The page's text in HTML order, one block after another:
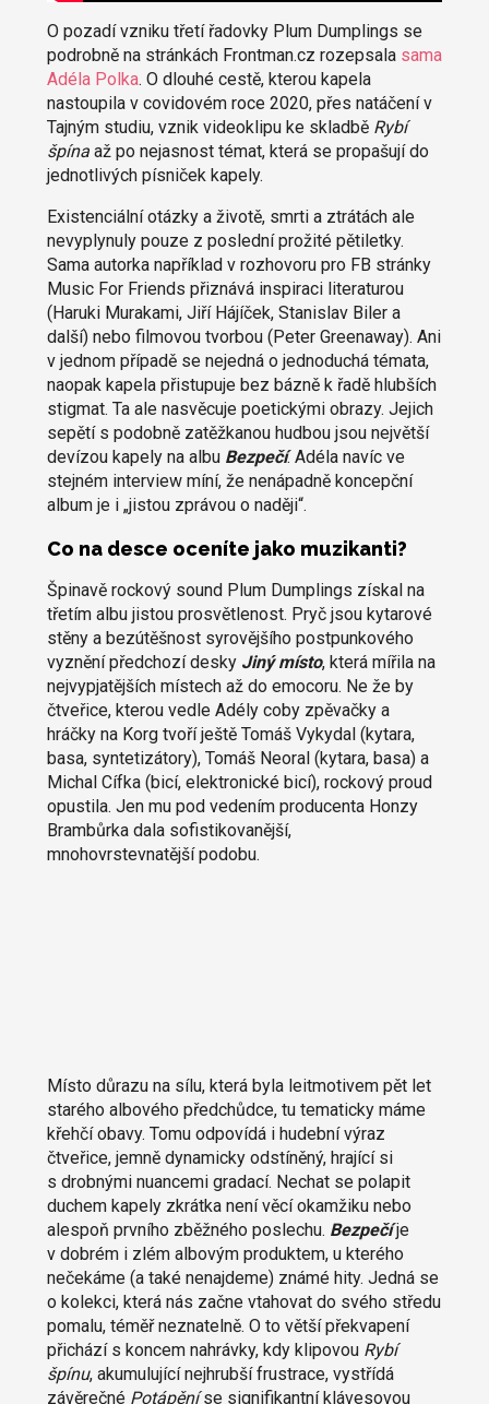
O pozadí vzniku třetí řadovky Plum Dumplings se
podrobně na stránkách Frontman.cz rozepsala sama
Adéla Polka. O dlouhé cestě, kterou kapela
nastoupila v covidovém roce 2020, přes natáčení v
Tajným studiu, vznik videoklipu ke skladbě Rybí
špínaaž po nejasnost témat, která se propašují do
jednotlivých písniček kapely.
Existenciální otázky a životě, smrti a ztrátách ale
nevyplynuly pouze z poslední prožité pětiletky.
Sama autorka například v rozhovoru pro FB stránky
Music For Friends přiznává inspiraci literaturou
(Haruki Murakami, Jiří Hájíček, Stanislav Biler a
další) nebo filmovou tvorbou (Peter Greenaway). Ani
v jednom případě se nejedná o jednoduchá témata,
naopak kapela přistupuje bez bázně k řadě hlubších
stigmat. Ta ale nasvěcuje poetickými obrazy. Jejich
sepětí s podobně zatěžkanou hudbou jsou největší
devízou kapely na albu Bezpečí. Adéla navíc ve
stejném interview míní, že nenápadně koncepční
album je i „jistou zprávou o naději“.
Co na desce oceníte jako muzikanti?
Špinavě rockový sound Plum Dumplings získal na
třetím albu jistou prosvětlenost. Pryč jsou kytarové
stěny a bezútěšnost syrovějšího postpunkového
vyznění předchozí desky Jiný místo, která mířila na
nejvypjatějších místech až do emocoru. Ne že by
čtveřice, kterou vedle Adély coby zpěvačky a
hráčky na Korg tvoří ještě Tomáš Vykydal (kytara,
basa, syntetizátory), Tomáš Neoral (kytara, basa) a
Michal Cífka (bicí, elektronické bicí), rockový proud
opustila. Jen mu pod vedením producenta Honzy
Brambůrka dala sofistikovanější,
mnohovrstevnatější podobu.
Místo důrazu na sílu, která byla leitmotivem pět let
starého albového předchůdce, tu tematicky máme
křehčí obavy. Tomu odpovídá i hudební výraz
čtveřice, jemně dynamicky odstíněný, hrající si
s drobnými nuancemi gradací. Nechat se polapit
duchem kapely zkrátka není věcí okamžiku nebo
alespoň prvního zběžného poslechu. Bezpečíje
v dobrém i zlém albovým produktem, u kterého
nečekáme (a také nenajdeme) známé hity. Jedná se
o kolekci, která nás začne vtahovat do svého středu
pomalu, téměř neznatelně. O to větší překvapení
přichází s koncem nahrávky, kdy klipovou Rybí
špínu, akumulující nejhrubší frustrace, vystřídá
závěrečné Potápěníse signifikantní klávesovou